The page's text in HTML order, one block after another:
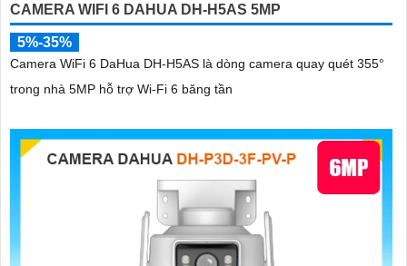
CAMERA WIFI 6 DAHUA DH-H5AS 5MP
5%-35%
Camera WiFi 6 DaHua DH-H5AS là dòng camera quay quét 355°
trong nhà 5MP hỗ trợ Wi-Fi 6 băng tần